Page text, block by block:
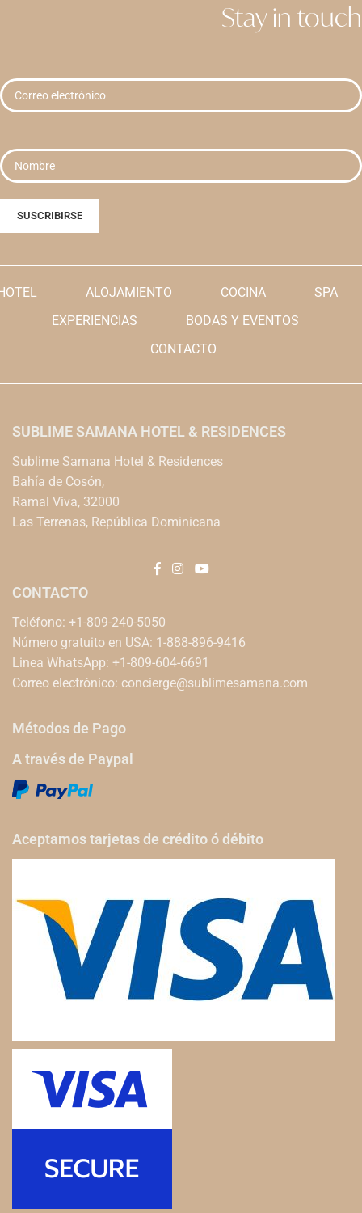
Stay in touch
ALOJAMIENTO COCINA
SPA
EXPERIENCIAS
BODAS Y EVENTOS
CONTACTO
SUBLIME SAMANA HOTEL & RESIDENCES
Sublime Samana Hotel & Residences
Bahía de Cosón,
Ramal Viva, 32000
Las Terrenas, República Dominicana
CONTACTO
Teléfono: +1-809-240-5050
Número gratuito en USA: 1-888-896-9416
Linea WhatsApp: +1-809-604-6691
Correo electrónico: concierge@sublimesamana.com
Métodos de Pago
A través de Paypal
Aceptamos tarjetas de crédito ó débito